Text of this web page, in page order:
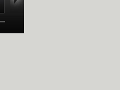
辞 《纪录片大家